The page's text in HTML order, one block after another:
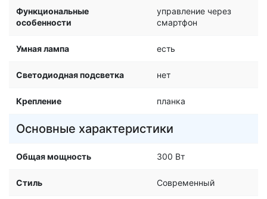
Функциональные
особенности
управление через
смартфон
Умная лампа есть
Светодиодная подсветка нет
Крепление планка
Основные характеристики
Общая мощность 300 Вт
Стиль Современный